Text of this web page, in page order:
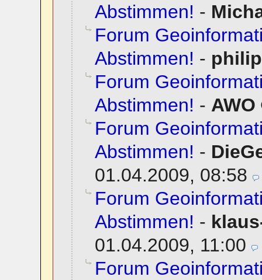
Abstimmen! -
Forum
Abstimmen! -
Forum
Abstimmen! - AWO
Forum
Abstimmen! -
01.04.2009, 08:58
Forum
Abstimmen! -
01.04.2009, 11:00
Forum